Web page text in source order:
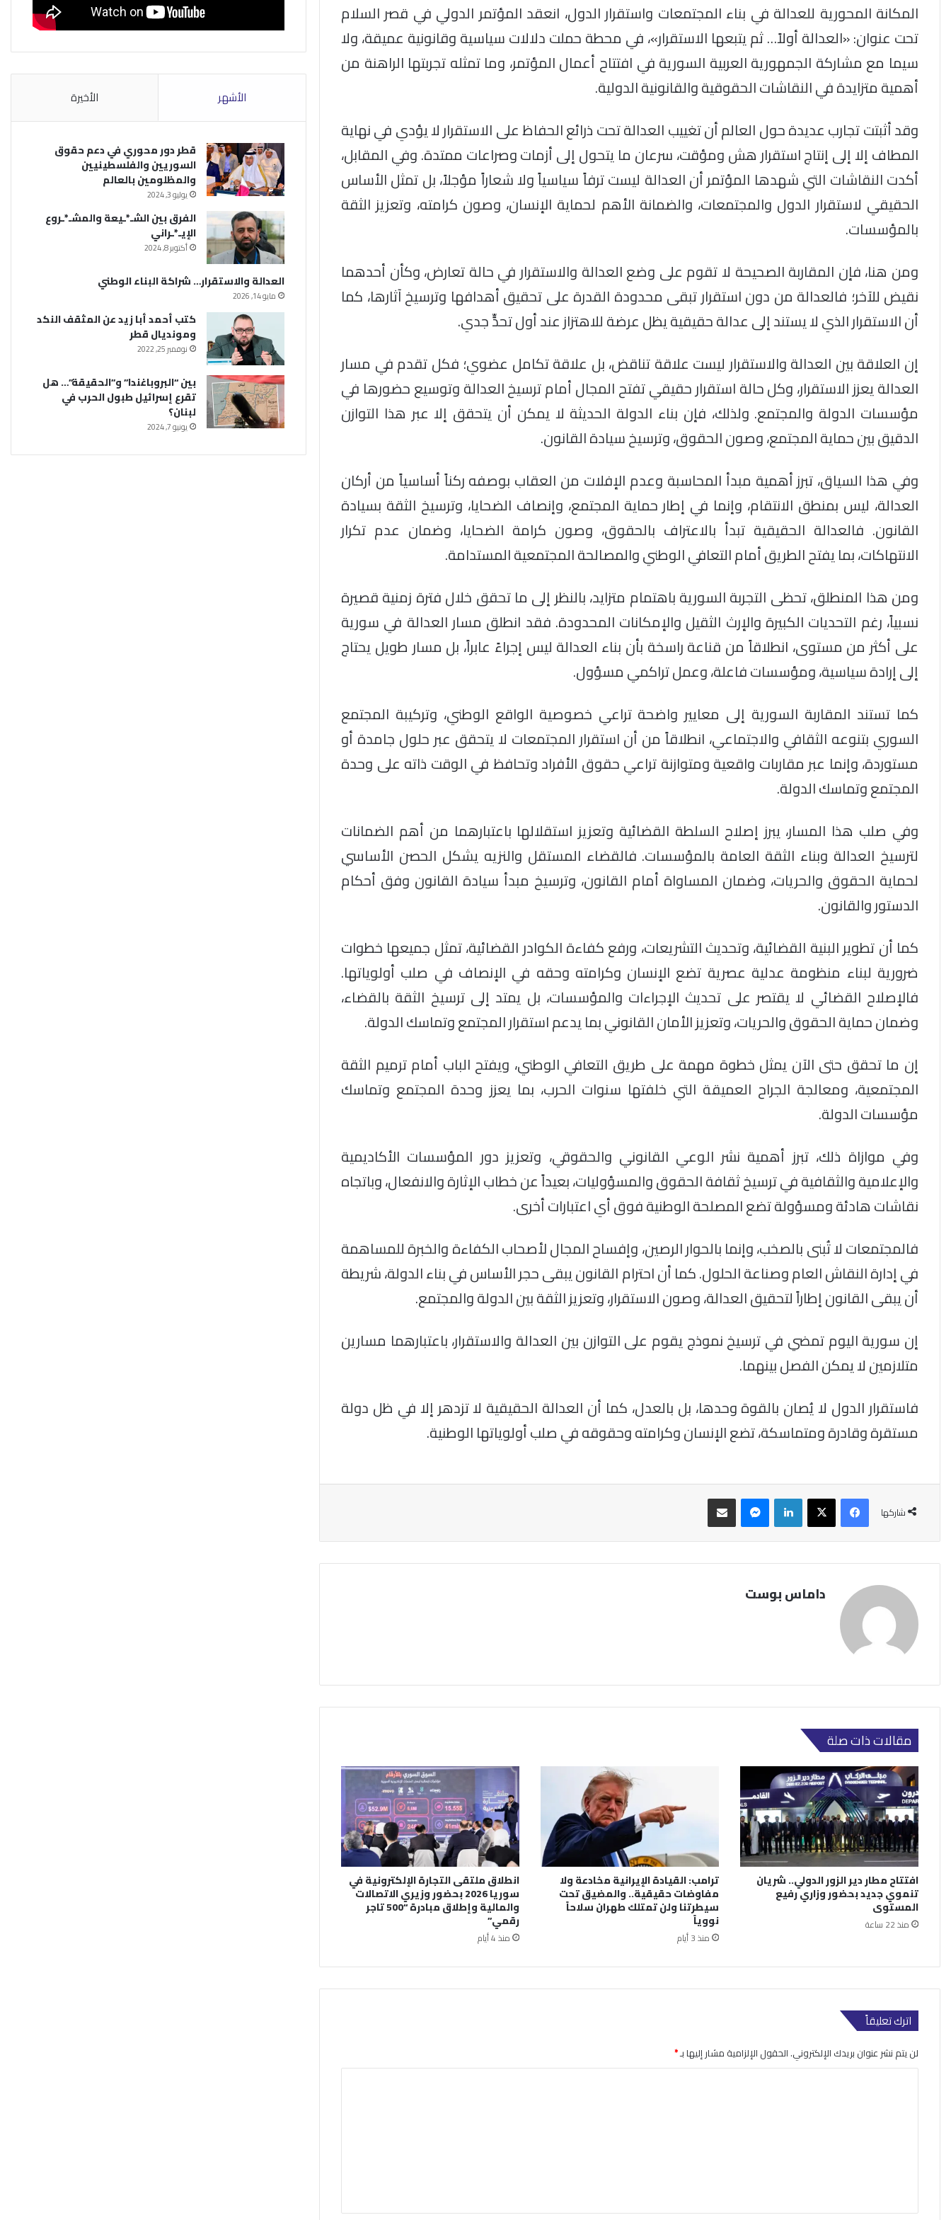
المكانة المحورية للعدالة في بناء المجتمعات واستقرار الدول، انعقد المؤتمر الدولي في قصر السلام
تحت عنوان: «العدالة أولاً… ثم يتبعها الاستقرار»، في محطة حملت دلالات سياسية وقانونية عميقة، ولا
سيما مع مشاركة الجمهورية العربية السورية في افتتاح أعمال المؤتمر، وما تمثله تجربتها الراهنة من
أهمية متزايدة في النقاشات الحقوقية والقانونية الدولية.
وقد أثبتت تجارب عديدة حول العالم أن تغييب العدالة تحت ذرائع الحفاظ على الاستقرار لا يؤدي في نهاية
المطاف إلا إلى إنتاج استقرار هش ومؤقت، سرعان ما يتحول إلى أزمات وصراعات ممتدة. وفي المقابل،
أكدت النقاشات التي شهدها المؤتمر أن العدالة ليست ترفاً سياسياً ولا شعاراً مؤجلاً، بل تمثل الأساس
الحقيقي لاستقرار الدول والمجتمعات، والضمانة الأهم لحماية الإنسان، وصون كرامته، وتعزيز الثقة
بالمؤسسات.
ومن هنا، فإن المقاربة الصحيحة لا تقوم على وضع العدالة والاستقرار في حالة تعارض، وكأن أحدهما
نقيض للآخر؛ فالعدالة من دون استقرار تبقى محدودة القدرة على تحقيق أهدافها وترسيخ آثارها، كما
أن الاستقرار الذي لا يستند إلى عدالة حقيقية يظل عرضة للاهتزاز عند أول تحدٍّ جدي.
إن العلاقة بين العدالة والاستقرار ليست علاقة تناقض، بل علاقة تكامل عضوي؛ فكل تقدم في مسار
العدالة يعزز الاستقرار، وكل حالة استقرار حقيقي تفتح المجال أمام ترسيخ العدالة وتوسيع حضورها في
مؤسسات الدولة والمجتمع. ولذلك، فإن بناء الدولة الحديثة لا يمكن أن يتحقق إلا عبر هذا التوازن
الدقيق بين حماية المجتمع، وصون الحقوق، وترسيخ سيادة القانون.
وفي هذا السياق، تبرز أهمية مبدأ المحاسبة وعدم الإفلات من العقاب بوصفه ركناً أساسياً من أركان
العدالة، ليس بمنطق الانتقام، وإنما في إطار حماية المجتمع، وإنصاف الضحايا، وترسيخ الثقة بسيادة
القانون. فالعدالة الحقيقية تبدأ بالاعتراف بالحقوق، وصون كرامة الضحايا، وضمان عدم تكرار
الانتهاكات، بما يفتح الطريق أمام التعافي الوطني والمصالحة المجتمعية المستدامة.
ومن هذا المنطلق، تحظى التجربة السورية باهتمام متزايد، بالنظر إلى ما تحقق خلال فترة زمنية قصيرة
نسبياً، رغم التحديات الكبيرة والإرث الثقيل والإمكانات المحدودة. فقد انطلق مسار العدالة في سورية
على أكثر من مستوى، انطلاقاً من قناعة راسخة بأن بناء العدالة ليس إجراءً عابراً، بل مسار طويل يحتاج
إلى إرادة سياسية، ومؤسسات فاعلة، وعمل تراكمي مسؤول.
كما تستند المقاربة السورية إلى معايير واضحة تراعي خصوصية الواقع الوطني، وتركيبة المجتمع
السوري بتنوعه الثقافي والاجتماعي، انطلاقاً من أن استقرار المجتمعات لا يتحقق عبر حلول جامدة أو
مستوردة، وإنما عبر مقاربات واقعية ومتوازنة تراعي حقوق الأفراد وتحافظ في الوقت ذاته على وحدة
المجتمع وتماسك الدولة.
وفي صلب هذا المسار، يبرز إصلاح السلطة القضائية وتعزيز استقلالها باعتبارهما من أهم الضمانات
لترسيخ العدالة وبناء الثقة العامة بالمؤسسات. فالقضاء المستقل والنزيه يشكل الحصن الأساسي
لحماية الحقوق والحريات، وضمان المساواة أمام القانون، وترسيخ مبدأ سيادة القانون وفق أحكام
الدستور والقانون.
كما أن تطوير البنية القضائية، وتحديث التشريعات، ورفع كفاءة الكوادر القضائية، تمثل جميعها خطوات
ضرورية لبناء منظومة عدلية عصرية تضع الإنسان وكرامته وحقه في الإنصاف في صلب أولوياتها.
فالإصلاح القضائي لا يقتصر على تحديث الإجراءات والمؤسسات، بل يمتد إلى ترسيخ الثقة بالقضاء،
وضمان حماية الحقوق والحريات، وتعزيز الأمان القانوني بما يدعم استقرار المجتمع وتماسك الدولة.
إن ما تحقق حتى الآن يمثل خطوة مهمة على طريق التعافي الوطني، ويفتح الباب أمام ترميم الثقة
المجتمعية، ومعالجة الجراح العميقة التي خلفتها سنوات الحرب، بما يعزز وحدة المجتمع وتماسك
مؤسسات الدولة.
وفي موازاة ذلك، تبرز أهمية نشر الوعي القانوني والحقوقي، وتعزيز دور المؤسسات الأكاديمية
والإعلامية والثقافية في ترسيخ ثقافة الحقوق والمسؤوليات، بعيداً عن خطاب الإثارة والانفعال، وباتجاه
نقاشات هادئة ومسؤولة تضع المصلحة الوطنية فوق أي اعتبارات أخرى.
فالمجتمعات لا تُبنى بالصخب، وإنما بالحوار الرصين، وإفساح المجال لأصحاب الكفاءة والخبرة للمساهمة
في إدارة النقاش العام وصناعة الحلول. كما أن احترام القانون يبقى حجر الأساس في بناء الدولة، شريطة
أن يبقى القانون إطاراً لتحقيق العدالة، وصون الاستقرار، وتعزيز الثقة بين الدولة والمجتمع.
إن سورية اليوم تمضي في ترسيخ نموذج يقوم على التوازن بين العدالة والاستقرار، باعتبارهما مسارين
متلازمين لا يمكن الفصل بينهما.
فاستقرار الدول لا يُصان بالقوة وحدها، بل بالعدل، كما أن العدالة الحقيقية لا تزدهر إلا في ظل دولة
مستقرة وقادرة ومتماسكة، تضع الإنسان وكرامته وحقوقه في صلب أولوياتها الوطنية.
شاركها
فيسبوك‫X لينكدإن ماسنجر مشاركة عبر البريد
داماس بوست
مقالات ذات صلة
افتتاح مطار دير الزور الدولي.. شريان
تنموي جديد بحضور وزاري رفيع
المستوى
منذ 22 ساعة
ترامب: القيادة الإيرانية مخادعة ولا
مفاوضات حقيقية.. والمضيق تحت
سيطرتنا ولن تمتلك طهران سلاحاً
نووياً
منذ 3 أيام
انطلاق ملتقى التجارة الإلكترونية في
سوريا 2026 بحضور وزيري الاتصالات
والمالية وإطلاق مبادرة “500 تاجر
رقمي”
منذ 4 أيام
اترك تعليقاً
لن يتم نشر عنوان بريدك الإلكتروني.الحقول الإلزامية مشار إليها بـ*
الأشهر الأخيرة
قطر دور محوري في دعم حقوق
السوريين والفلسطينيين
والمظلومين بالعالم
يوليو 3, 2024
الفرق بين الشـ*ـيعة والمشـ*ـروع
الإيـ*ـراني
أكتوبر 8, 2024
العدالة والاستقرار… شراكة البناء الوطني
مايو 14, 2026
كتب أحمد أبا زيد عن المثقف النكد
ومونديال قطر
نوفمبر 25, 2022
بين “البروباغندا” و”الحقيقة”… هل
تقرع إسرائيل طبول الحرب في
لبنان؟
يونيو 7, 2024